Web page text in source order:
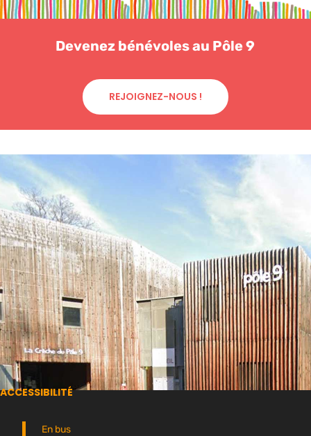
Devenez bénévoles au Pôle 9
REJOIGNEZ-NOUS !
ACCESSIBILITÉ
En bus